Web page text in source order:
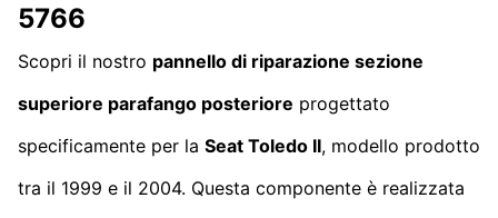
5766
Scopri il nostro pannello di riparazione sezione
superiore parafango posteriore progettato
specificamente per la Seat Toledo II, modello prodotto
tra il 1999 e il 2004. Questa componente è realizzata